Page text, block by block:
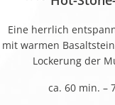
Eine herrlich
mit warmen
Lockerung der
ca. 60 min. –